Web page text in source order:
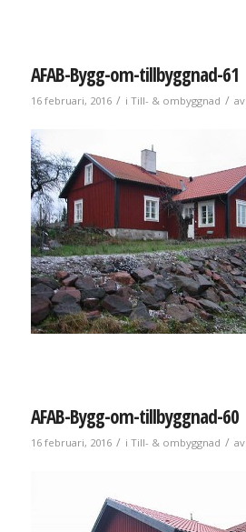
AFAB-Bygg-om-tillbyggnad-61
16 februari, 2016 / i Till- & ombyggnad / av
AFAB-Bygg-om-tillbyggnad-60
16 februari, 2016 / i Till- & ombyggnad / av